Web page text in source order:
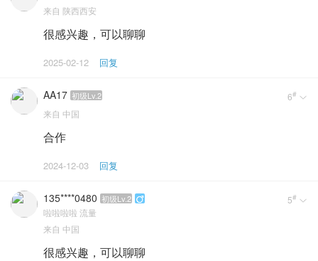
来自 陕西西安
很感兴趣，可以聊聊
2025-02-12 回复
AA17 初级Lv.2 6# 
来自 中国
合作
2024-12-03 回复
135****0480 初级Lv.2  5# 
啦啦啦啦 流量
来自 中国
很感兴趣，可以聊聊